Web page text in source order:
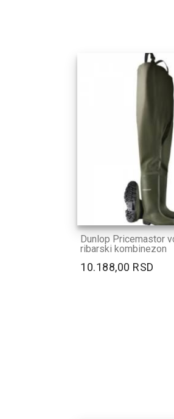
Dunlop Pricemastor
ribarski kombinezon
10.188,00 RSD